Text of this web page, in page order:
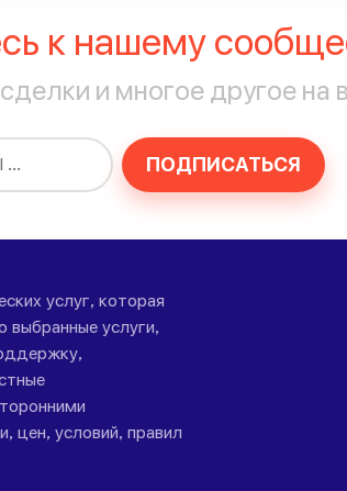
к нашему
и многое другое на
ПОДПИСАТЬСЯ
услуг, которая
выбранные услуги,
цен, условий, правил